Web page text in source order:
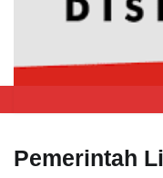
Pemerintah